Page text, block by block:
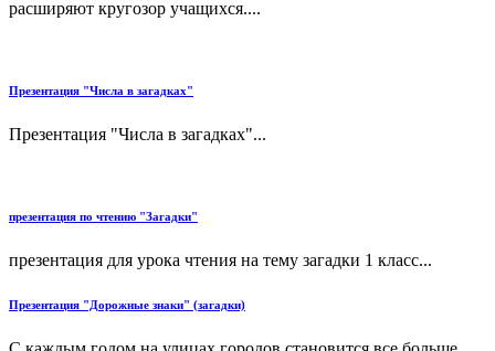
расширяют кругозор учащихся....
Презентация "Числа в загадках"
Презентация "Числа в загадках"...
презентация по чтению "Загадки"
презентация для урока чтения на тему загадки 1 класс...
Презентация "Дорожные знаки" (загадки)